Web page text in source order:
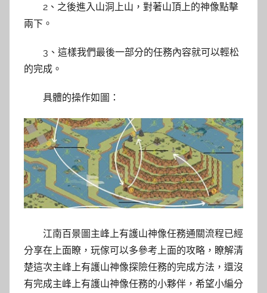
2、之後進入山洞上山，對著山頂上的神像點擊
兩下。
3、這樣我們最後一部分的任務內容就可以輕松
的完成。
具體的操作如圖：
江南百景圖主峰上有護山神像任務通關流程已經
分享在上面瞭，玩傢可以多參考上面的攻略，瞭解清
楚這次主峰上有護山神像探險任務的完成方法，還沒
有完成主峰上有護山神像任務的小夥伴，希望小編分